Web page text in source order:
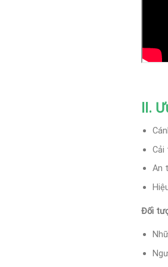
II.
Cải
An
Đối